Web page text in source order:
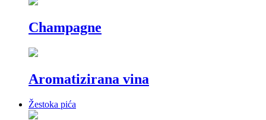
Champagne
Aromatizirana vina
Žestoka pića